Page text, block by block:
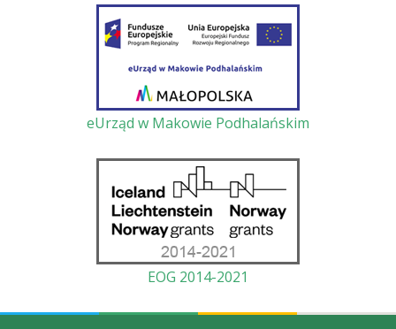
eUrząd w Makowie Podhalańskim
EOG 2014-2021